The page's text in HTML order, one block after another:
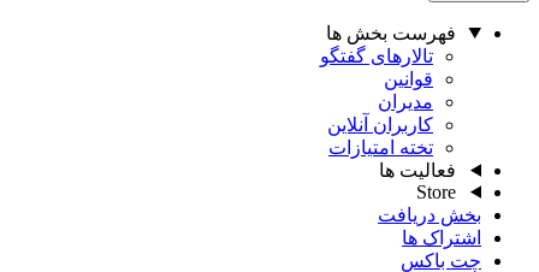
فهرست بخش ها
تالارهای گفتگو
قوانین
مدیران
کاربران آنلاین
تخته امتیازات
فعالیت ها
Store
بخش دریافت
اشتراک ها
چت باکس